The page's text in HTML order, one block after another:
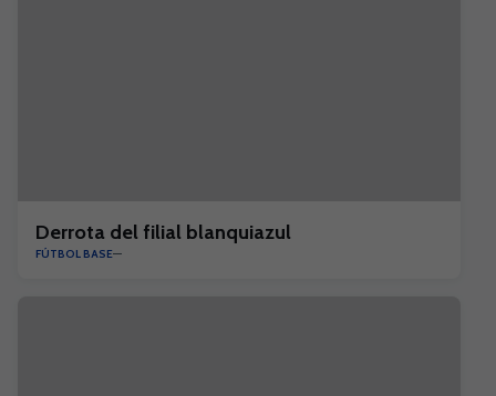
Derrota del filial blanquiazul
FÚTBOL BASE